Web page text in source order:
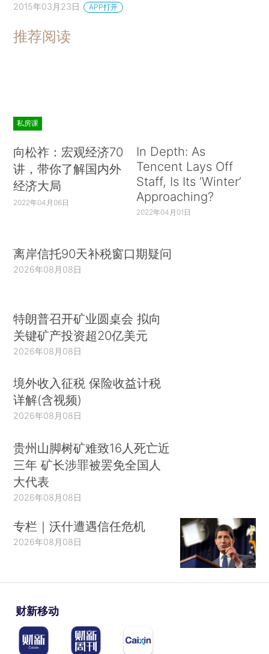
2015年03月23日 APP打开
推荐阅读
私房课
向松祚：宏观经济70
讲，带你了解国内外
经济大局
2022年04月06日
In Depth: As
Tencent Lays Off
Staff, Is Its ‘Winter’
Approaching?
2022年04月01日
离岸信托90天补税窗口期疑问
2026年08月08日
特朗普召开矿业圆桌会 拟向
关键矿产投资超20亿美元
2026年08月08日
境外收入征税 保险收益计税
详解(含视频)
2026年08月08日
贵州山脚树矿难致16人死亡近
三年 矿长涉罪被罢免全国人
大代表
2026年08月08日
专栏｜沃什遭遇信任危机
2026年08月08日
财新移动